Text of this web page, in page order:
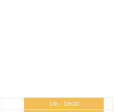
14h - 18h30